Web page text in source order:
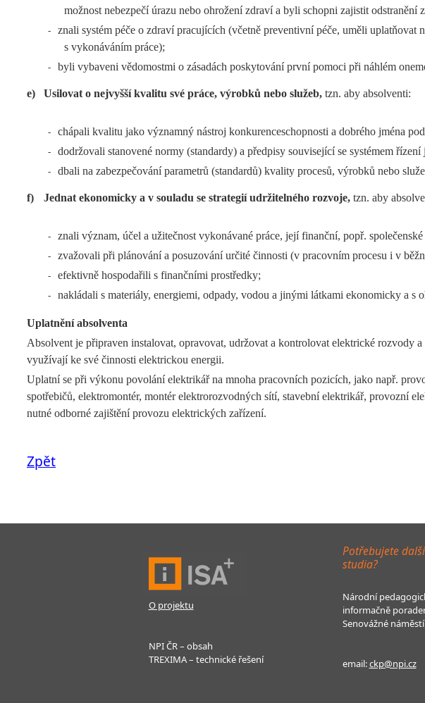
možnost nebezpečí úrazu nebo ohrožení zdraví a byli schopni zajistit odstranění
-
znali systém péče o zdraví pracujících (včetně preventivní péče, uměli
s vykonáváním práce);
- byli vybaveni vědomostmi o zásadách poskytování první pomoci při náhlém
e) Usilovat o nejvyšší kvalitu své práce, výrobků nebo služeb, tzn. aby absolventi:
- chápali kvalitu jako významný nástroj konkurenceschopnosti a dobrého jména
- dodržovali stanovené normy (standardy) a předpisy související se systémem
- dbali na zabezpečování parametrů (standardů) kvality procesů, výrobků nebo
f) Jednat ekonomicky a v souladu se strategií udržitelného rozvoje, tzn. aby
- znali význam, účel a užitečnost vykonávané práce, její finanční, popř.
- zvažovali při plánování a posuzování určité činnosti (v pracovním procesu i v
- efektivně hospodařili s finančními prostředky;
- nakládali s materiály, energiemi, odpady, vodou a jinými látkami ekonomicky a s
Uplatnění absolventa
Absolvent je připraven instalovat, opravovat, udržovat a kontrolovat elektrické rozvody
využívají ke své činnosti elektrickou energii.
Uplatní se při výkonu povolání elektrikář na mnoha pracovních pozicích, jako např.
spotřebičů, elektromontér, montér elektrorozvodných sítí, stavební elektrikář, provozní
nutné odborné zajištění provozu elektrických zařízení.
Zpět
O projektu
NPI ČR – obsah
TREXIMA – technické řešení
Potřebujete
studia?
Národní
informačně
Senovážné náměstí
email:ckp@npi.cz